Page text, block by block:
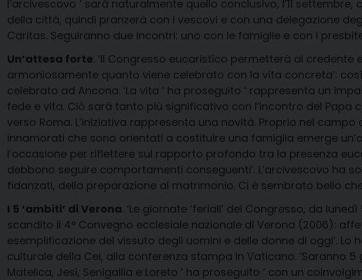
l’arcivescovo ‘ sarà naturalmente quello conclusivo, l’11
della città, quindi pranzerà con i vescovi e con una delegazione
Caritas. Seguiranno due incontri: uno con le famiglie e con i
Un’attesa forte. ‘Il Congresso eucaristico permetterà al
armoniosamente quanto viene celebrato con la vita concreta’:
celebrato ad Ancona. ‘La vita ‘ ha proseguito ‘ rappresenta un
fede e vita. Ciò sarà tanto più significativo con l’incontro del
verso Roma. L’iniziativa rappresenta una novità. Proprio nel
innamorati che sono orientati a costituire una famiglia emerge
l’occasione per riflettere sul rapporto profondo tra la presenza
debbono seguire comportamenti conseguenti’. L’arcivescovo ha
fidanzati, della preparazione al matrimonio. Ci è sembrato bello
I 5 ‘ambiti’ di Verona. ‘Le giornate ‘feriali’ del Congresso, da
scandito il 4° Convegno ecclesiale nazionale di Verona (2006):
esemplificazione del vissuto degli uomini e delle donne di oggi’.
culturale della Cei, alla conferenza stampa in Vaticano. ‘Saranno
Matelica, Jesi, Senigallia e Loreto ‘ ha proseguito ‘ con un